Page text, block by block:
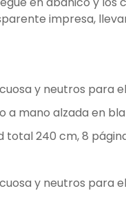
impresa,
y neutros para
a mano alzada en
total 240 cm, 8
y neutros para